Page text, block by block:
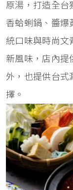
原湯，打造全
香蛤蜊鍋、醬爆
統口味與時尚文
新風味，店內提
外，也提供台
擇。